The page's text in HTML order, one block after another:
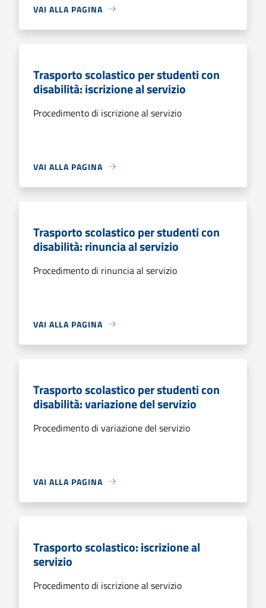
VAI ALLA PAGINA
Trasporto scolastico per studenti con
disabilità: iscrizione al servizio
Procedimento di iscrizione al servizio
VAI ALLA PAGINA
Trasporto scolastico per studenti con
disabilità: rinuncia al servizio
Procedimento di rinuncia al servizio
VAI ALLA PAGINA
Trasporto scolastico per studenti con
disabilità: variazione del servizio
Procedimento di variazione del servizio
VAI ALLA PAGINA
Trasporto scolastico: iscrizione al
servizio
Procedimento di iscrizione al servizio